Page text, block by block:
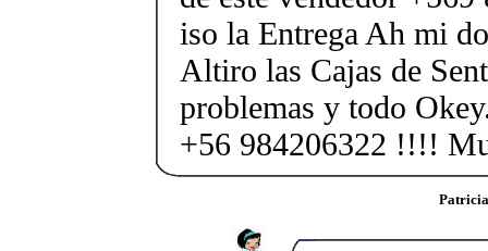
iso la Entrega Ah mi
Altiro las Cajas de
problemas y todo
+56 984206322 !!!!